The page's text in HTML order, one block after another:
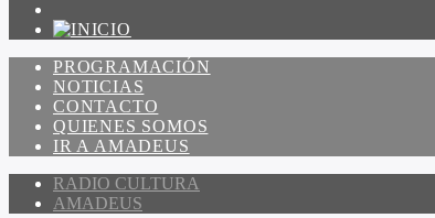
PROGRAMACIÓN
NOTICIAS
CONTACTO
QUIENES SOMOS
IR A AMADEUS
RADIO CULTURA
AMADEUS